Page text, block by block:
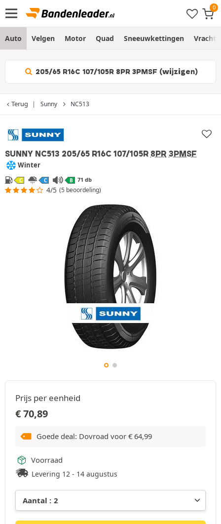
Auto Velgen Motor Quad Sneeuwkettingen
205/65 R16C 107/105R 8PR 3PMSF (wijzigen)
Terug Sunny NC513
SUNNY NC513 205/65 R16C 107/105R 8PR 3PMSF
Winter
C C B 71 db
4/5 (5 beoordeling)
Prijs per eenheid
€70,89
Goede deal: Dovroad voor € 64,99
Voorraad
Levering 12 - 14 augustus